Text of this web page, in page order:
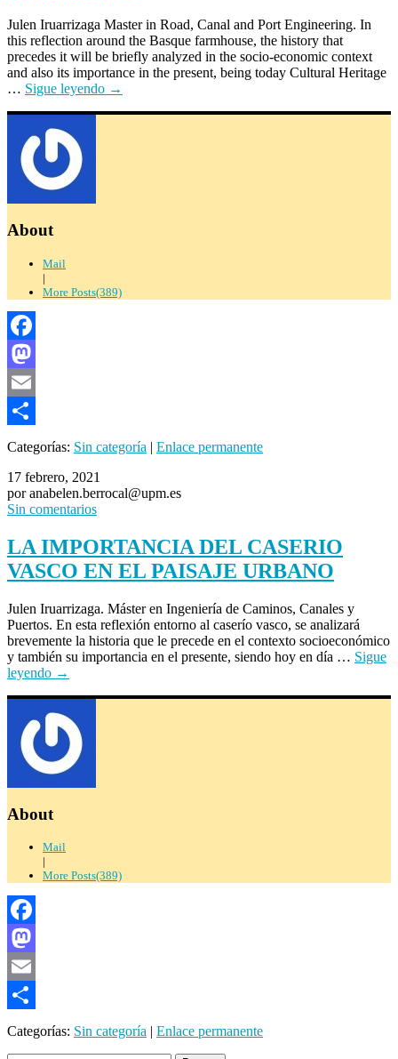
Julen Iruarrizaga Master in Road, Canal and Port Engineering. In
this reflection around the Basque farmhouse, the history that
precedes it will be briefly analyzed in the socio-economic context
and also its importance in the present, being today Cultural Heritage
… Sigue leyendo →
About
Mail
|
More Posts(389)
Facebook
Mastodon
Email
Compartir
Categorías: Sin categoría | Enlace permanente
17 febrero, 2021
por anabelen.berrocal@upm.es
Sin comentarios
LA IMPORTANCIA DEL CASERIO
VASCO EN EL PAISAJE URBANO
Julen Iruarrizaga. Máster en Ingeniería de Caminos, Canales y
Puertos. En esta reflexión entorno al caserío vasco, se analizará
brevemente la historia que le precede en el contexto socioeconómico
y también su importancia en el presente, siendo hoy en día … Sigue
leyendo →
About
Mail
|
More Posts(389)
Facebook
Mastodon
Email
Compartir
Categorías: Sin categoría | Enlace permanente